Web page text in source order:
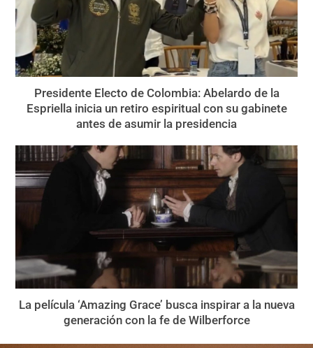
Presidente Electo de Colombia: Abelardo de la
Espriella inicia un retiro espiritual con su gabinete
antes de asumir la presidencia
La película ‘Amazing Grace’ busca inspirar a la nueva
generación con la fe de Wilberforce